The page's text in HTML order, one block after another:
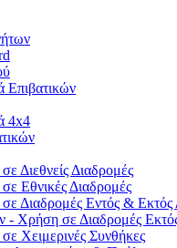
Επιβατικών
4x4
Διεθνείς Διαδρομές
Εθνικές Διαδρομές
Διαδρομές Εντός &
- Χρήση σε Διαδρομές
Χειμερινές Συνθήκες